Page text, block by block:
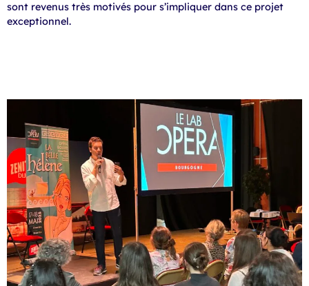
sont revenus très motivés pour s’impliquer dans ce projet
exceptionnel.